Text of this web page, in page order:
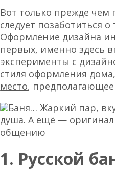
Вот только прежде чем
следует позаботиться
Оформление дизайна
первых, именно здесь
эксперименты с
стиля оформления
место,
Баня… Жаркий пар,
душа. А ещё —
общению
1. Русской